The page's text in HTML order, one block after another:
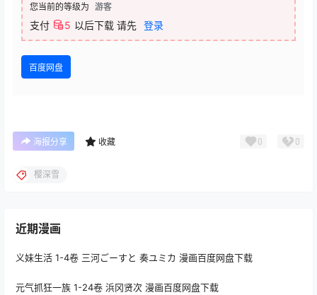
您当前的等级为 游客
支付 5 以后下载 请先 登录
百度网盘
海报分享 收藏 0 0
樱深雪
近期漫画
义妹生活 1-4卷 三河ごーすと 奏ユミカ 漫画百度网盘下载
元气抓狂一族 1-24卷 浜冈贤次 漫画百度网盘下载